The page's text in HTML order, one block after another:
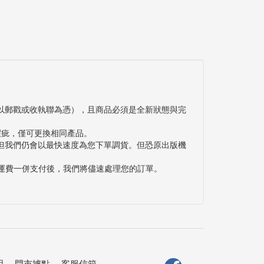
戳或收執聯為憑），且商品必須是全新狀態與完
，僅可更換相同產品。
們仍會以最快速度為您下單調貨。但恐原出版機
一併支付後，我們將儘速處理您的訂單。